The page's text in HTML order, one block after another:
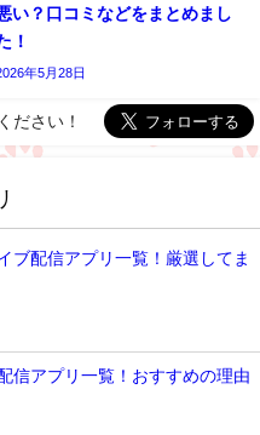
い？口コミなどをまとめまし
！
年5月28日
ださい！
ブ配信アプリ一覧！厳選してま
信アプリ一覧！おすすめの理由